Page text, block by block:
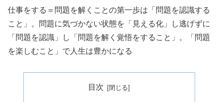
仕事をする＝問題を解くことの第一歩は「問題を認識する
こと」。問題に気づかない状態を「見える化」し逃げずに
「問題を認識」し「問題を解く覚悟をすること」。「問題
を楽しむこと」で人生は豊かになる
目次